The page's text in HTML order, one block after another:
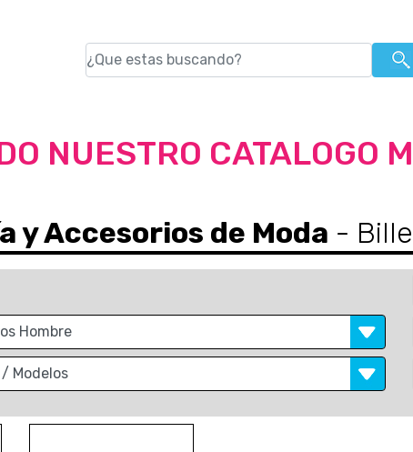
NUESTRO CATALOGO
y Accesorios de Moda -